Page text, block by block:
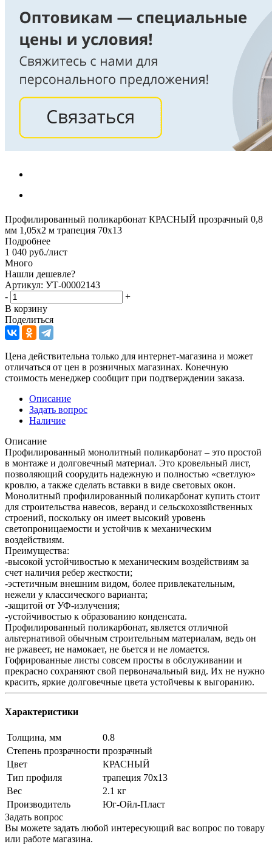
Профилированный поликарбонат КРАСНЫЙ прозрачный 0,8
мм 1,05х2 м трапеция 70х13
Подробнее
1 040 руб./лист
Много
Нашли дешевле?
Артикул: УТ-00002143
-
+
В корзину
Поделиться
Цена действительна только для интернет-магазина и может
отличаться от цен в розничных магазинах. Конечную
стоимость менеджер сообщит при подтверждении заказа.
Описание
Задать вопрос
Наличие
Описание
Профилированный монолитный поликарбонат – это простой
в монтаже и долговечный материал. Это кровельный лист,
позволяющий соорудить надежную и полностью «светлую»
кровлю, а также сделать вставки в виде световых окон.
Монолитный профилированный поликарбонат купить стоит
для строительства навесов, веранд и сельскохозяйственных
строений, поскольку он имеет высокий уровень
светопроницаемости и устойчив к механическим
воздействиям.
Преимущества:
-высокой устойчивостью к механическим воздействиям за
счет наличия ребер жесткости;
-эстетичным внешним видом, более привлекательным,
нежели у классического варианта;
-защитой от УФ-излучения;
-устойчивостью к образованию конденсата.
Профилированный поликарбонат, является отличной
альтернативой обычным строительным материалам, ведь он
не ржавеет, не намокает, не бьется и не ломается.
Гофрированные листы совсем просты в обслуживании и
прекрасно сохраняют свой первоначальный вид. Их не нужно
красить, яркие долговечные цвета устойчевы к выгоранию.
Характеристики
Толщина, мм
0.8
Степень прозрачности прозрачный
Цвет
КРАСНЫЙ
Тип профиля
трапеция 70х13
Вес
2.1 кг
Производитель
Юг-Ойл-Пласт
Задать вопрос
Вы можете задать любой интересующий вас вопрос по товару
или работе магазина.